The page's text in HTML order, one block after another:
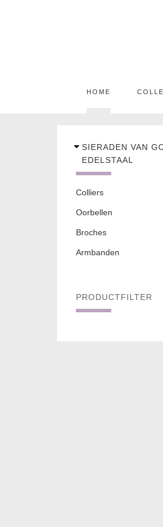
HOME
SIERADEN VAN
EDELSTAAL
Colliers
Oorbellen
Broches
Armbanden
PRODUCTFILTER